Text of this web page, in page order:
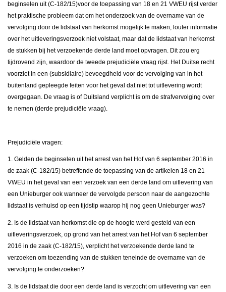
beginselen uit (C-182/15)voor de toepassing van 18 en 21 VWEU rijst verder
het praktische probleem dat om het onderzoek van de overname van de
vervolging door de lidstaat van herkomst mogelijk te maken, louter informatie
over het uitleveringsverzoek niet volstaat, maar dat de lidstaat van herkomst
de stukken bij het verzoekende derde land moet opvragen. Dit zou erg
tijdrovend zijn, waardoor de tweede prejudiciële vraag rijst. Het Duitse recht
voorziet in een (subsidiaire) bevoegdheid voor de vervolging van in het
buitenland gepleegde feiten voor het geval dat niet tot uitlevering wordt
overgegaan. De vraag is of Duitsland verplicht is om de strafvervolging over
te nemen (derde prejudiciële vraag).
Prejudiciële vragen:
1. Gelden de beginselen uit het arrest van het Hof van 6 september 2016 in
de zaak (C-182/15) betreffende de toepassing van de artikelen 18 en 21
VWEU in het geval van een verzoek van een derde land om uitlevering van
een Unieburger ook wanneer de vervolgde persoon naar de aangezochte
lidstaat is verhuisd op een tijdstip waarop hij nog geen Unieburger was?
2. Is de lidstaat van herkomst die op de hoogte werd gesteld van een
uitleveringsverzoek, op grond van het arrest van het Hof van 6 september
2016 in de zaak (C-182/15), verplicht het verzoekende derde land te
verzoeken om toezending van de stukken teneinde de overname van de
vervolging te onderzoeken?
3. Is de lidstaat die door een derde land is verzocht om uitlevering van een